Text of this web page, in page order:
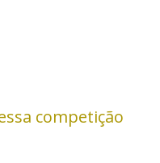
competição